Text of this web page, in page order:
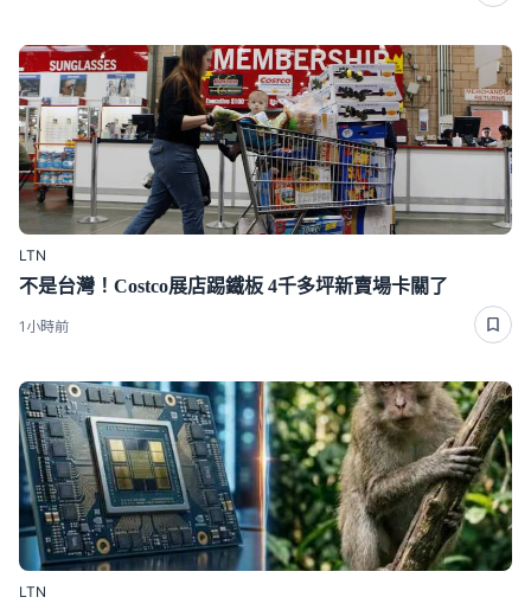
LTN
不是台灣！Costco展店踢鐵板 4千多坪新賣場卡關了
1小時前
LTN